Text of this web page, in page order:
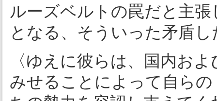
ルーズベルトの罠だと主
となる、そういった矛盾
〈ゆえに彼らは、国内お
みせることによって自ら